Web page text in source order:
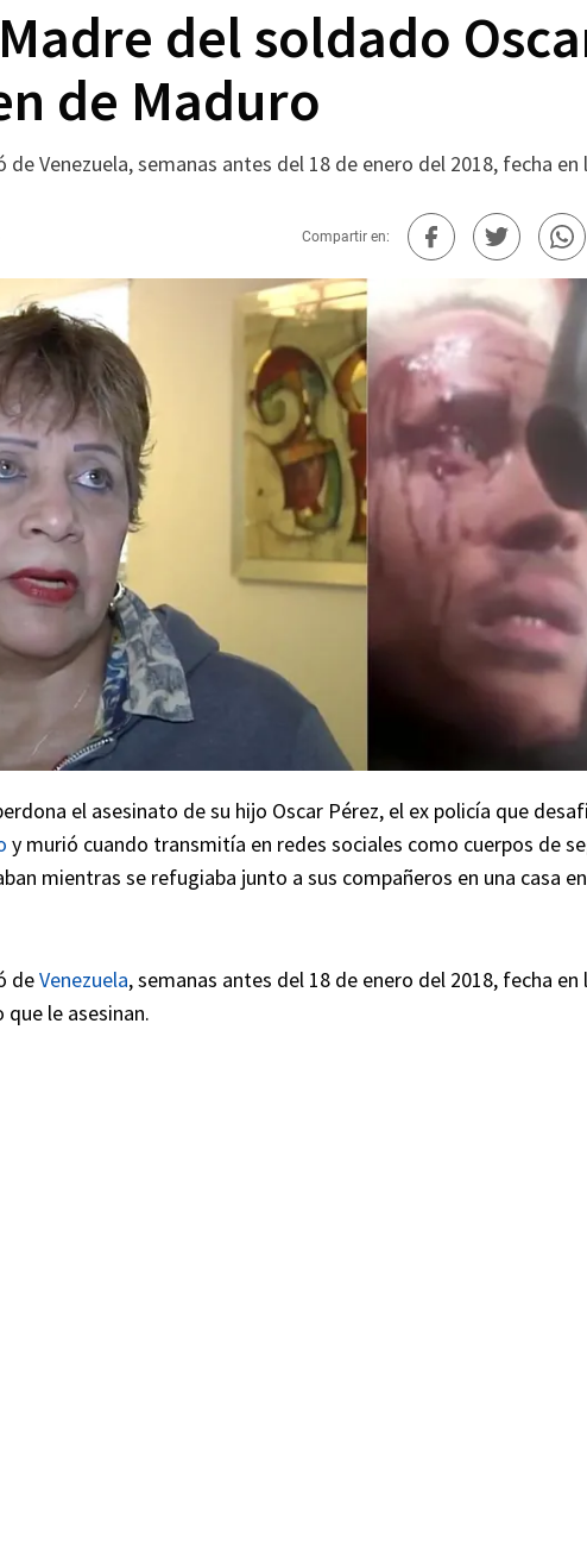
del soldado
de Maduro
de Venezuela, semanas antes del 18 de enero del 2018, fecha
Compartir en:
el asesinato de su hijo Oscar Pérez, el ex policía que
y murió cuando transmitía en redes sociales como cuerpos de
mientras se refugiaba junto a sus compañeros en una casa
deVenezuela, semanas antes del 18 de enero del 2018, fecha
le asesinan.